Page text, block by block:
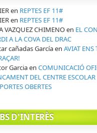
en REPTES EF 11#
en REPTES EF 11#
VAZQUEZ CHIMENOen EL
A LA COVA DEL DRAC
cañadas Garcíaen AVIAT ENS
Garciaen COMUNICACIÓ
DEL CENTRE
OBERTES
D'INTERÈS